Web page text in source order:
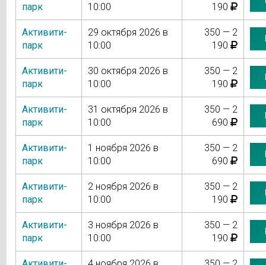
парк
10:00
190
Активити-
парк
29 октября 2026 в
10:00
350 — 2
190
Активити-
парк
30 октября 2026 в
10:00
350 — 2
190
Активити-
парк
31 октября 2026 в
10:00
350 — 2
690
Активити-
парк
1 ноября 2026 в
10:00
350 — 2
690
Активити-
парк
2 ноября 2026 в
10:00
350 — 2
190
Активити-
парк
3 ноября 2026 в
10:00
350 — 2
190